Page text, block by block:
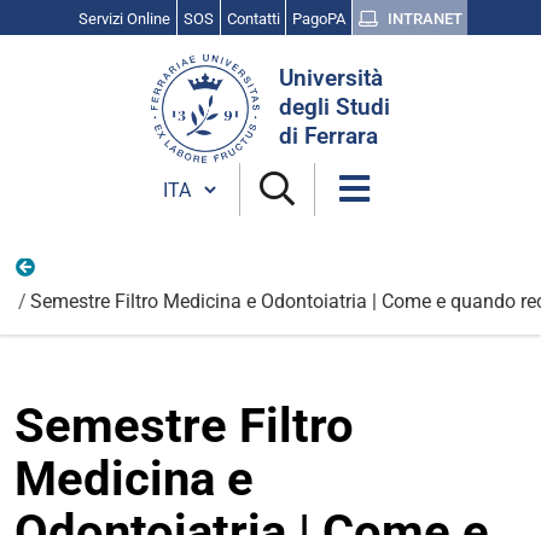
Servizi Online SOS Contatti PagoPA INTRANET
Università
degli Studi
di Ferrara
Cambia lingua
Semestre Filtro Medicina e Odontoiatria | Come e quando
Semestre Filtro
Medicina e